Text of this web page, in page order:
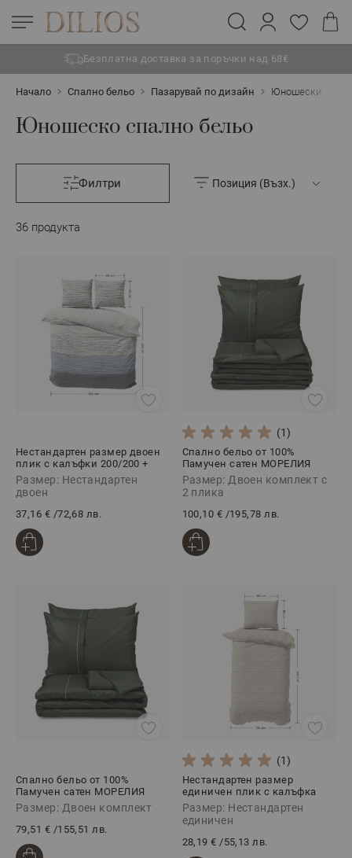
Безплатна доставка за поръчки над 68€
Начало Спално бельо Пазарувай по дизайн Юношески
Юношеско спално бельо
Филтри
36 продукта
Нестандартен размер двоен
плик с калъфки 200/200 +
80/80 МИСТ, 100% Памук
Ранфорс, 3 части
Размер: Нестандартен
двоен
37,16 € /72,68 лв.
(1)
Спално бельо от 100%
Памучен сатен МОРЕЛИЯ
ХЪНТЪР, 5 части
Размер: Двоен комплект с
2 плика
100,10 € /195,78 лв.
Спално бельо от 100%
Памучен сатен МОРЕЛИЯ
ХЪНТЪР, 4 части
Размер: Двоен комплект
79,51 € /155,51 лв.
(1)
Нестандартен размер
единичен плик с калъфка
135/200+80/80 НОРМА, 100%
Памук Ранфорс, 2 части
Размер: Нестандартен
единичен
28,19 € /55,13 лв.